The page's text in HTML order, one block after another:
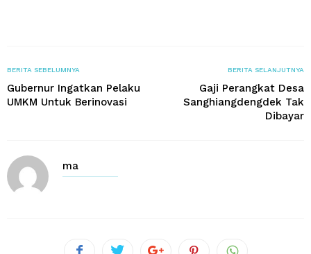
BERITA SEBELUMNYA
Gubernur Ingatkan Pelaku
UMKM Untuk Berinovasi
BERITA SELANJUTNYA
Gaji Perangkat Desa
Sanghiangdengdek Tak
Dibayar
ma